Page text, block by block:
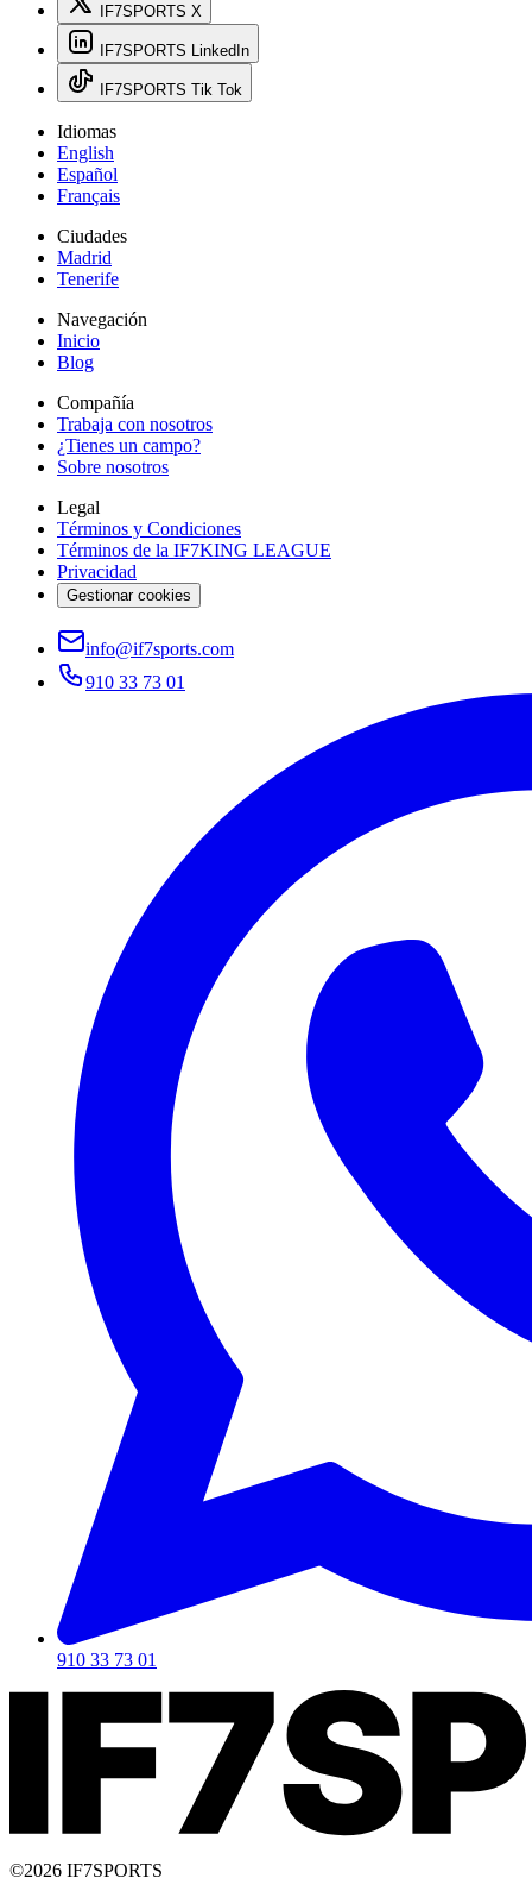
IF7SPORTS X
IF7SPORTS LinkedIn
IF7SPORTS Tik Tok
Idiomas
English
Español
Français
Ciudades
Madrid
Tenerife
Navegación
Inicio
Blog
Compañía
Trabaja con nosotros
¿Tienes un campo?
Sobre nosotros
Legal
Términos y Condiciones
Términos de la IF7KING LEAGUE
Privacidad
Gestionar cookies
info@if7sports.com
910 33 73 01
910 33 73 01
©2026 IF7SPORTS